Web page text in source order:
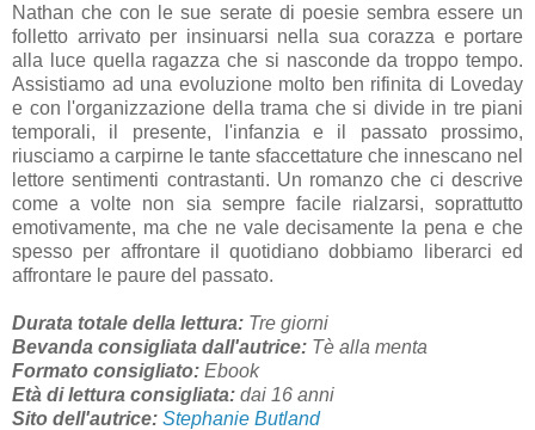
Nathan che con le sue serate di poesie sembra essere un
folletto arrivato per insinuarsi nella sua corazza e portare
alla luce quella ragazza che si nasconde da troppo tempo.
Assistiamo ad una evoluzione molto ben rifinita di Loveday
e con l'organizzazione della trama che si divide in tre piani
temporali, il presente, l'infanzia e il passato prossimo,
riusciamo a carpirne le tante sfaccettature che innescano nel
lettore sentimenti contrastanti. Un romanzo che ci descrive
come a volte non sia sempre facile rialzarsi, soprattutto
emotivamente, ma che ne vale decisamente la pena e che
spesso per affrontare il quotidiano dobbiamo liberarci ed
affrontare le paure del passato.
Durata totale della lettura: Tre giorni
Bevanda consigliata dall'autrice: Tè alla menta
Formato consigliato: Ebook
Età di lettura consigliata: dai 16 anni
Sito dell'autrice: Stephanie Butland